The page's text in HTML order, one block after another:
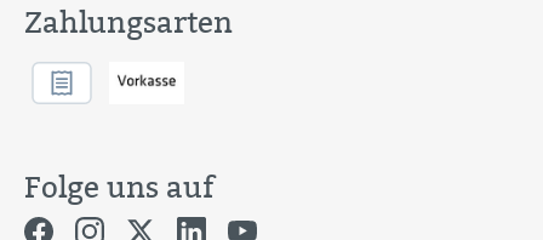
Zahlungsarten
Folge uns auf